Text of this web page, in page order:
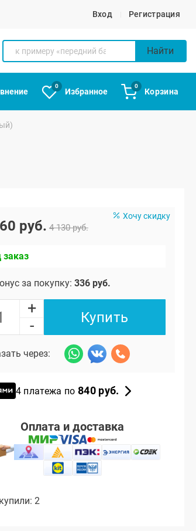
Вход Регистрация
Найти
0
Избранное
0
Корзина
Хочу скидку
руб. 4 130 руб.
заказ
за покупку: 336 руб.
+
-
Купить
через:
4 платежа по 840 руб.
Оплата и доставка
2